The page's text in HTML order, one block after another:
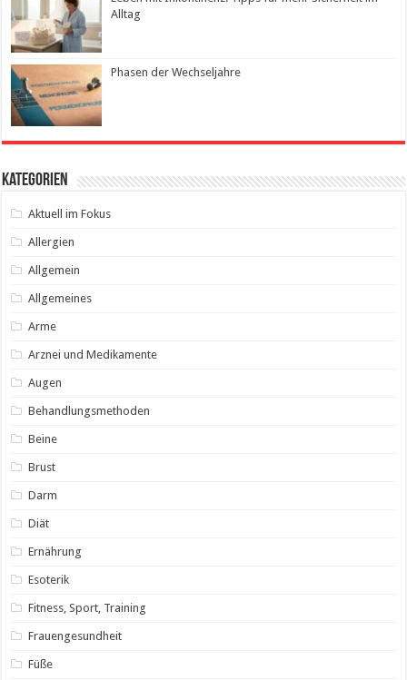
Alltag
Phasen der Wechseljahre
Kategorien
Aktuell im Fokus
Allergien
Allgemein
Allgemeines
Arme
Arznei und Medikamente
Augen
Behandlungsmethoden
Beine
Brust
Darm
Diät
Ernährung
Esoterik
Fitness, Sport, Training
Frauengesundheit
Füße